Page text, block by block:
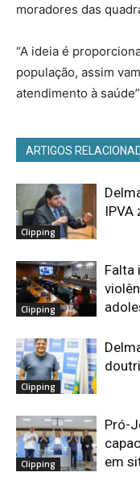
moradores das
“A ideia é
população, assim
atendimento à
ARTIGOS
Clipping
IPVA
Clipping
Falta
Clipping
Clipping
Pró-
em